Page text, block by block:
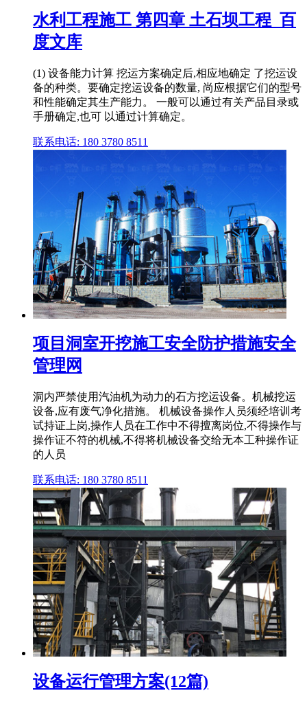
水利工程施工 第四章 土石坝工程_百
度文库
(1) 设备能力计算 挖运方案确定后,相应地确定 了挖运设
备的种类。要确定挖运设备的数量, 尚应根据它们的型号
和性能确定其生产能力。 一般可以通过有关产品目录或
手册确定,也可 以通过计算确定。
联系电话: 180 3780 8511
项目洞室开挖施工安全防护措施安全
管理网
洞内严禁使用汽油机为动力的石方挖运设备。机械挖运
设备,应有废气净化措施。 机械设备操作人员须经培训考
试持证上岗,操作人员在工作中不得擅离岗位,不得操作与
操作证不符的机械,不得将机械设备交给无本工种操作证
的人员
联系电话: 180 3780 8511
设备运行管理方案(12篇)